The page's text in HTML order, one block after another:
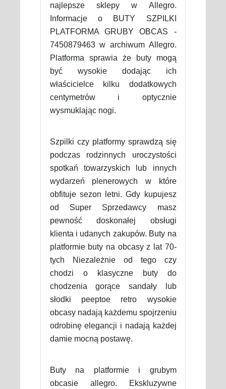
najlepsze sklepy w Allegro.
Informacje o BUTY SZPILKI
PLATFORMA GRUBY OBCAS -
7450879463 w archiwum Allegro.
Platforma sprawia że buty mogą
być wysokie dodając ich
właścicielce kilku dodatkowych
centymetrów i optycznie
wysmuklając nogi.
Szpilki czy platformy sprawdzą się
podczas rodzinnych uroczystości
spotkań towarzyskich lub innych
wydarzeń plenerowych w które
obfituje sezon letni. Gdy kupujesz
od Super Sprzedawcy masz
pewność doskonałej obsługi
klienta i udanych zakupów. Buty na
platformie buty na obcasy z lat 70-
tych Niezależnie od tego czy
chodzi o klasyczne buty do
chodzenia gorące sandały lub
słodki peeptoe retro wysokie
obcasy nadają każdemu spojrzeniu
odrobinę elegancji i nadają każdej
damie mocną postawę.
Buty na platformie i grubym
obcasie allegro. Ekskluzywne